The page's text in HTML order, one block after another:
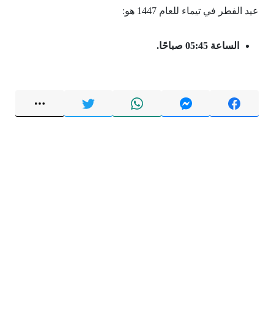
عيد الفطر في تيماء للعام 1447 هو:
الساعة 05:45 صباحًا.